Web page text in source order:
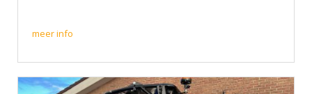
meer info